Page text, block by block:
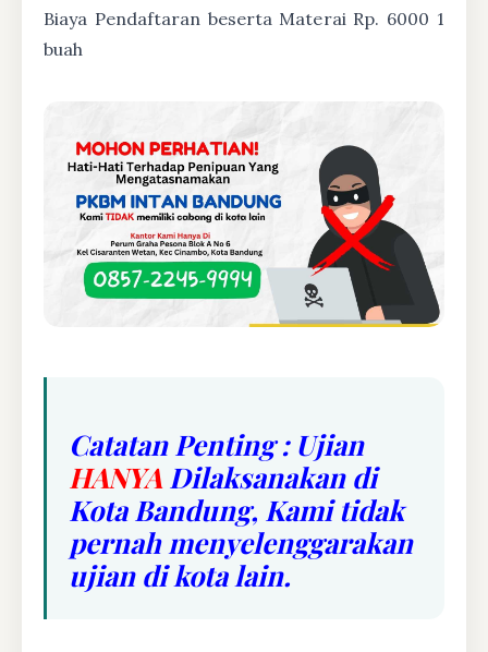
Biaya Pendaftaran beserta Materai Rp. 6000 1
buah
Catatan Penting : Ujian
HANYA Dilaksanakan di
Kota Bandung, Kami tidak
pernah menyelenggarakan
ujian di kota lain.